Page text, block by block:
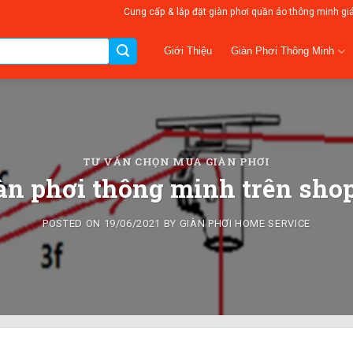
Cung cấp & lắp đặt giàn phơi quần áo thông minh
Giới Thiệu Giàn Phơi Thông Minh
TƯ VẤN CHỌN MUA GIÀN PHƠI
phơi thông minh trên
POSTED ON 19/06/2021 BY GIÀN PHƠI HOME SERVICE